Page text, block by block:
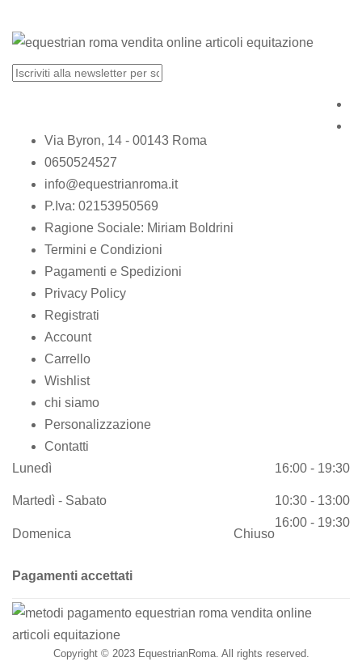
Via Byron, 14 - 00143 Roma
0650524527
info@equestrianroma.it
P.Iva: 02153950569
Ragione Sociale: Miriam Boldrini
Termini e Condizioni
Pagamenti e Spedizioni
Privacy Policy
Registrati
Account
Carrello
Wishlist
chi siamo
Personalizzazione
Contatti
Lunedì
16:00 - 19:30
Martedì - Sabato
10:30 - 13:00
16:00 - 19:30
Domenica Chiuso
Pagamenti accettati
Copyright © 2023 EquestrianRoma. All rights reserved.